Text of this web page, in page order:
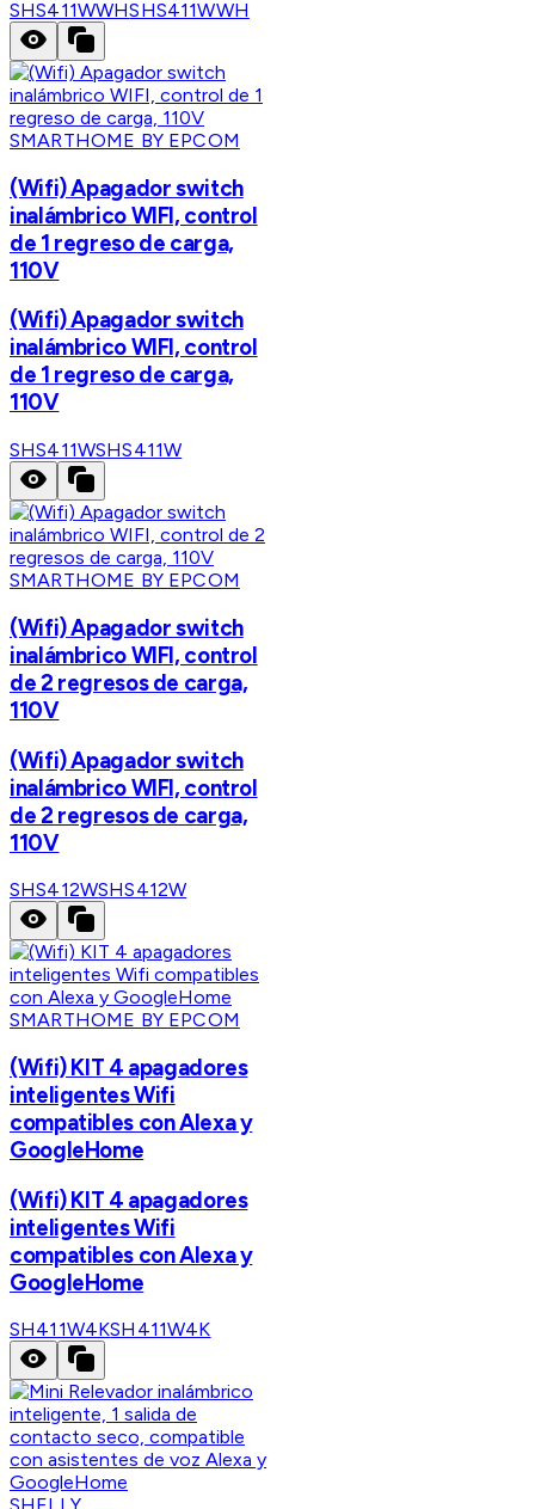
SHS411WWHSHS411WWH
SMARTHOME BY EPCOM
(Wifi) Apagador switch
inalámbrico WIFI, control
de 1 regreso de carga,
110V
(Wifi) Apagador switch
inalámbrico WIFI, control
de 1 regreso de carga,
110V
SHS411WSHS411W
SMARTHOME BY EPCOM
(Wifi) Apagador switch
inalámbrico WIFI, control
de 2 regresos de carga,
110V
(Wifi) Apagador switch
inalámbrico WIFI, control
de 2 regresos de carga,
110V
SHS412WSHS412W
SMARTHOME BY EPCOM
(Wifi) KIT 4 apagadores
inteligentes Wifi
compatibles con Alexa y
GoogleHome
(Wifi) KIT 4 apagadores
inteligentes Wifi
compatibles con Alexa y
GoogleHome
SH411W4KSH411W4K